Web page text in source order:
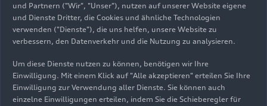
verweilen. Neben einer Kaffeebar und Customer
Lounges gibt es hier auch einen Eltern-Kind-
Bereich.
Zwischen Kunst und
Hightech
und Partnern ("Wir", "Unser"), nutzen auf unserer Website eigene
und Dienste Dritter, die Cookies und ähnliche Technologien
verwenden ("Dienste"), die uns helfen, unsere Website zu
verbessern, den Datenverkehr und die Nutzung zu analysieren.
Um diese Dienste nutzen zu können, benötigen wir Ihre
Einwilligung. Mit einem Klick auf "Alle akzeptieren" erteilen Sie Ihre
Einwilligung zur Verwendung aller Dienste. Sie können auch
einzelne Einwilligungen erteilen, indem Sie die Schieberegler für